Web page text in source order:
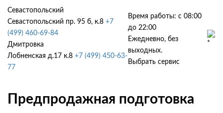
Севастопольский
Севастопольский пр. 95 б, к.8 +7
(499) 460-69-84
Дмитровка
Лобненская д.17 к.8 +7 (499) 450-63-
77
Время работы: с 08:00
до 22:00
Ежедневно, без
выходных.
Выбрать сервис
Предпродажная подготовка